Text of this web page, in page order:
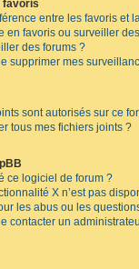
favoris
entre les favoris et
en favoris ou surveiller
des forums ?
supprimer mes
sont autorisés sur ce
tous mes fichiers joints ?
ce logiciel de forum ?
X n’est pas
les abus ou les
contacter un